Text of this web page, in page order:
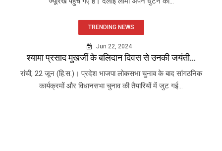
TRENDING NEWS
Jun 22, 2024
श्यामा प्रसाद मुखर्जी के बलिदान दिवस से उनकी जयंती...
रांची, 22 जून (हि.स.)। प्रदेश भाजपा लोकसभा चुनाव के बाद सांगठनिक
कार्यक्रमों और विधानसभा चुनाव की तैयारियों में जुट गई...